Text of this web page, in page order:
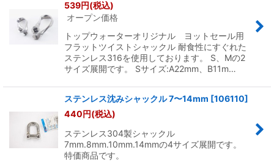
539円(税込)
オープン価格
トップウォーターオリジナル ヨットセール用
フラットツイストシャックル 耐食性にすぐれた
ステンレス316を使用しております。 S、Mの2
サイズ展開です。 Sサイズ:A22mm、B11m…
ステンレス沈みシャックル 7〜14mm [106110]
440円(税込)
ステンレス304製シャックル
7mm.8mm.10mm.14mmの4サイズ展開です。
特価商品です。